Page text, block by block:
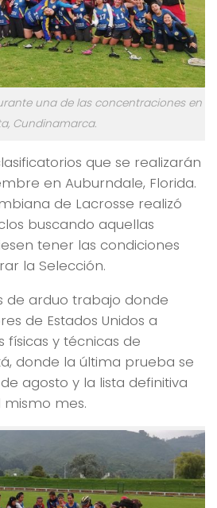
una de las concentraciones en
Cundinamarca.
que se realizarán
en Auburndale, Florida.
de Lacrosse realizó
buscando aquellas
tener las condiciones
la Selección.
de arduo trabajo donde
de Estados Unidos a
físicas y técnicas de
donde la última prueba se
agosto y la lista definitiva
mismo mes.